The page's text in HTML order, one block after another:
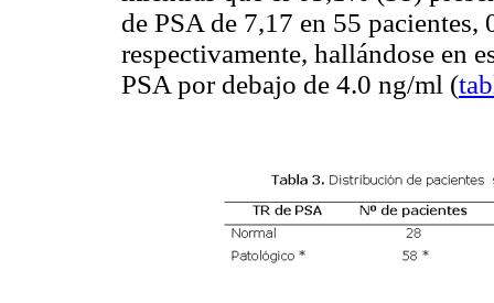
de PSA de 7,17 en 55 pacientes,
respectivamente, hallándose en
PSA por debajo de 4.0 ng/ml (